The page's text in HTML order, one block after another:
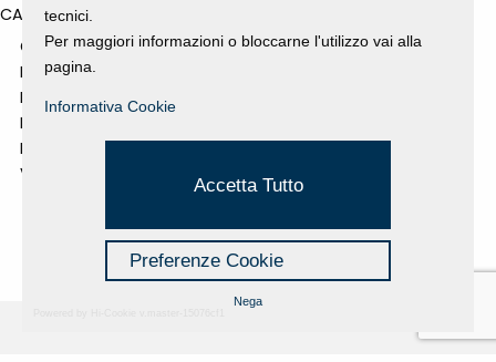
CATEGORIES
GALLERY
MOSTRE E EVENTI
NEWS
PROGETTI SOSTENUTI
RASSEGNA STAMPA
VIDEO
tecnici.
Per maggiori informazioni o bloccarne l'utilizzo vai alla
pagina.
Informativa Cookie
Accetta Tutto
Preferenze Cookie
Nega